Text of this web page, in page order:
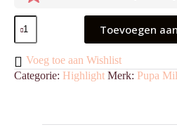
Shine
Bright
Fluid
Highlighter
aantal
Toevoegen
Voeg toe aan Wishlist
Categorie: Highlight Merk: Pupa